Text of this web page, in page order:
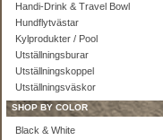
Handi-Drink & Travel Bowl
Hundflytvästar
Kylprodukter / Pool
Utställningsburar
Utställningskoppel
Utställningsväskor
SHOP BY COLOR
Black & White